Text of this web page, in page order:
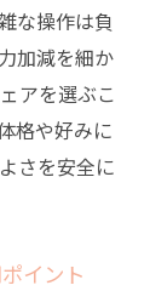
な操作は負
加減を細か
アを選ぶこ
格や好みに
さを安全に
イント